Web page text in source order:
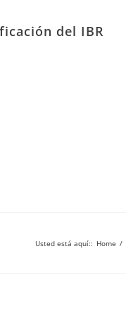
del IBR
Usted está aquí:: Home /